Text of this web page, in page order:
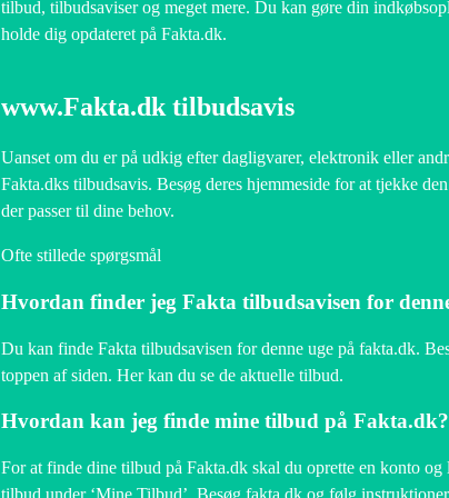
tilbud, tilbudsaviser og meget mere. Du kan gøre din
holde dig opdateret på Fakta.dk.
www.Fakta.dk tilbudsavis
Uanset om du er på udkig efter dagligvarer, elektronik eller
Fakta.dks tilbudsavis. Besøg deres hjemmeside for at tjekke
der passer til dine behov.
Ofte stillede spørgsmål
Hvordan finder jeg Fakta tilbudsavisen for
Du kan finde Fakta tilbudsavisen for denne uge på fakta.dk.
toppen af siden. Her kan du se de aktuelle tilbud.
Hvordan kan jeg finde mine tilbud på Fakta.dk?
For at finde dine tilbud på Fakta.dk skal du oprette en konto